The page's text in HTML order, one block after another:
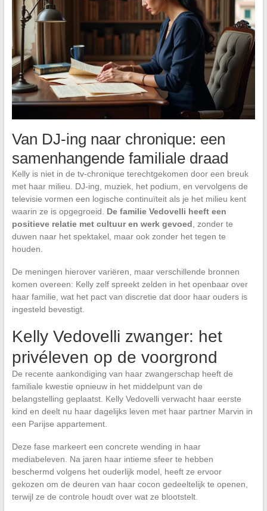
Van DJ-ing naar chronique: een
samenhangende familiale draad
Kelly is niet in de tv-chronique terechtgekomen door een breuk
met haar milieu. DJ-ing, muziek, het podium, en vervolgens de
televisie vormen een logische continuïteit als je het milieu kent
waarin ze is opgegroeid. De familie Vedovelli heeft een
positieve relatie met cultuur en werk gevoed , zonder te
duwen naar het spektakel, maar ook zonder het tegen te
houden.
De meningen hierover variëren, maar verschillende bronnen
komen overeen: Kelly zelf spreekt zelden in het openbaar over
haar familie, wat het pact van discretie dat door haar ouders is
ingesteld bevestigt.
Kelly Vedovelli zwanger: het
privéleven op de voorgrond
De recente aankondiging van haar zwangerschap heeft de
familiale kwestie opnieuw in het middelpunt van de
belangstelling geplaatst. Kelly Vedovelli verwacht haar eerste
kind en deelt nu haar dagelijks leven met haar partner Marvin in
een Parijse appartement.
Deze fase markeert een concrete wending in haar
mediabeleven. Na jaren haar intieme sfeer te hebben
beschermd volgens het ouderlijk model, heeft ze ervoor
gekozen om de deuren van haar cocon gedeeltelijk te openen,
terwijl ze de controle houdt over wat ze blootstelt.